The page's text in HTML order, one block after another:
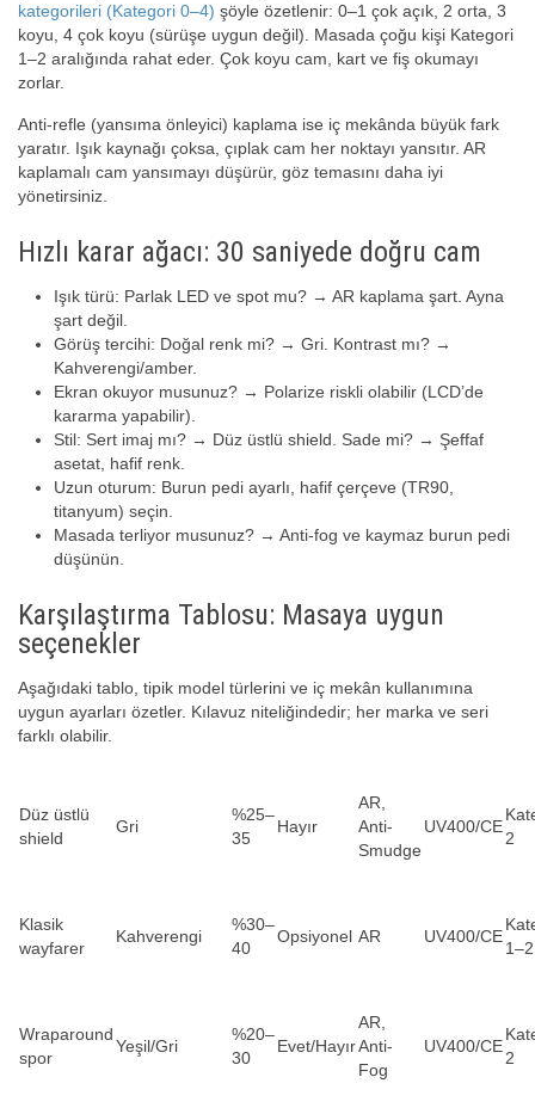
kategorileri (Kategori 0–4) şöyle özetlenir: 0–1 çok açık, 2 orta, 3
koyu, 4 çok koyu (sürüşe uygun değil). Masada çoğu kişi Kategori
1–2 aralığında rahat eder. Çok koyu cam, kart ve fiş okumayı
zorlar.
Anti-refle (yansıma önleyici) kaplama ise iç mekânda büyük fark
yaratır. Işık kaynağı çoksa, çıplak cam her noktayı yansıtır. AR
kaplamalı cam yansımayı düşürür, göz temasını daha iyi
yönetirsiniz.
Hızlı karar ağacı: 30 saniyede doğru cam
Işık türü: Parlak LED ve spot mu? → AR kaplama şart. Ayna
şart değil.
Görüş tercihi: Doğal renk mi? → Gri. Kontrast mı? →
Kahverengi/amber.
Ekran okuyor musunuz? → Polarize riskli olabilir (LCD’de
kararma yapabilir).
Stil: Sert imaj mı? → Düz üstlü shield. Sade mi? → Şeffaf
asetat, hafif renk.
Uzun oturum: Burun pedi ayarlı, hafif çerçeve (TR90,
titanyum) seçin.
Masada terliyor musunuz? → Anti-fog ve kaymaz burun pedi
düşünün.
Karşılaştırma Tablosu: Masaya uygun
seçenekler
Aşağıdaki tablo, tipik model türlerini ve iç mekân kullanımına
uygun ayarları özetler. Kılavuz niteliğindedir; her marka ve seri
farklı olabilir.
Düz üstlü
shield
Gri
%25–
35
Hayır
AR,
Anti-
Smudge
UV400/CE
2
Klasik
wayfarer
Kahverengi
%30–
40
Opsiyonel AR UV400/CE
1–2
Wraparound
spor
Yeşil/Gri
%20–
30
Evet/Hayır
AR,
Anti-
Fog
UV400/CE
2